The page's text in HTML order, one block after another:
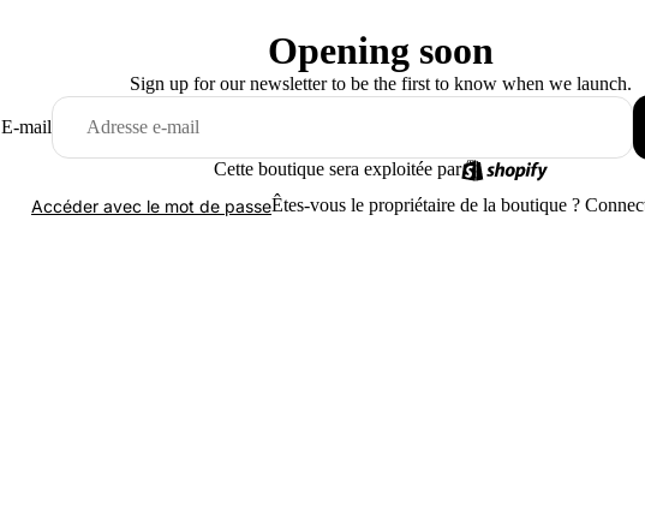
Opening soon
Sign up for our newsletter to be the first to know when we launch.
E-mail
Cette boutique sera exploitée par
Accéder avec le mot de passeÊtes-vous le propriétaire de la boutique ?